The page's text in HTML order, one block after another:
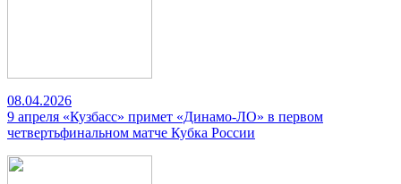
08.04.2026
9 апреля «Кузбасс» примет «Динамо-ЛО» в первом
четвертьфинальном матче Кубка России